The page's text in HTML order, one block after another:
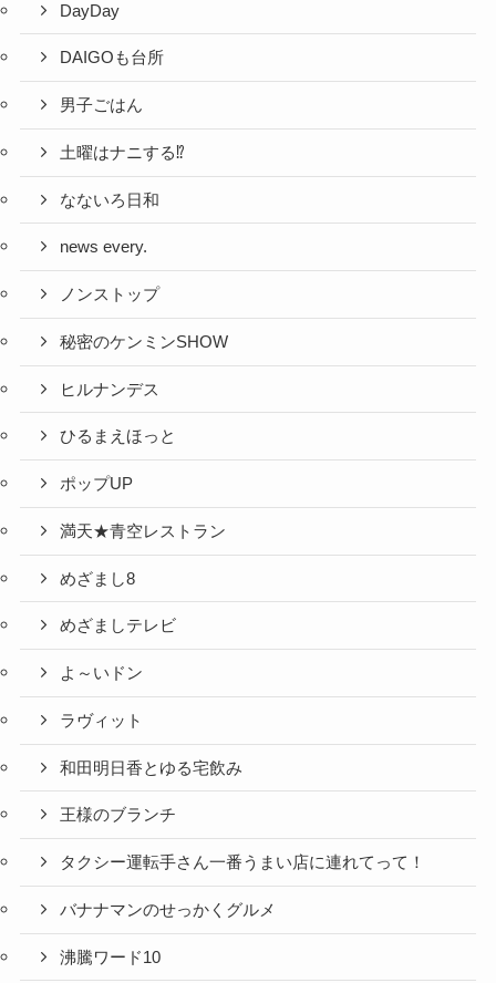
DayDay
DAIGOも台所
男子ごはん
土曜はナニする⁉
なないろ日和
news every.
ノンストップ
秘密のケンミンSHOW
ヒルナンデス
ひるまえほっと
ポップUP
満天★青空レストラン
めざまし8
めざましテレビ
よ～いドン
ラヴィット
和田明日香とゆる宅飲み
王様のブランチ
タクシー運転手さん一番うまい店に連れてって！
バナナマンのせっかくグルメ
沸騰ワード10